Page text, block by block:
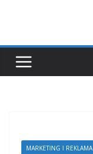
MARKETING I REKLAMA